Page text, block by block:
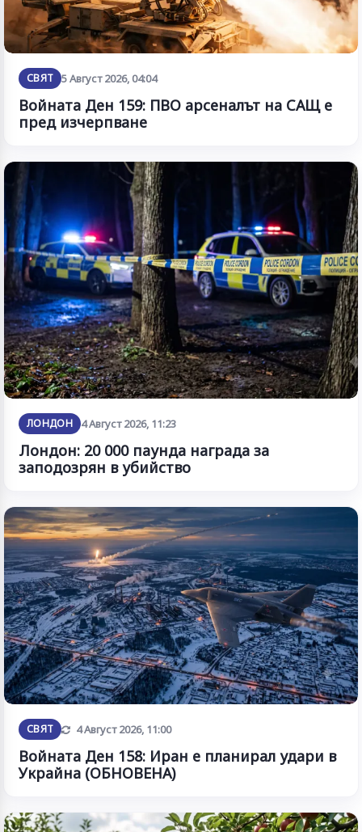
СВЯТ 5 Август 2026, 04:04
Войната Ден 159: ПВО арсеналът на САЩ е
пред изчерпване
ЛОНДОН 4 Август 2026, 11:23
Лондон: 20 000 паунда награда за
заподозрян в убийство
СВЯТ Обновена
4 Август 2026, 11:00
Войната Ден 158: Иран е планирал удари в
Украйна (ОБНОВЕНА)